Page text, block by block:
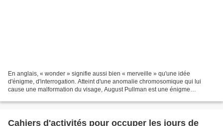
En anglais, « wonder » signifie aussi bien « merveille » qu'une idée
d'énigme, d'interrogation. Atteint d'une anomalie chromosomique qui lui
cause une malformation du visage, August Pullman est une énigme
Cahiers d'activités pour occuper les jours de